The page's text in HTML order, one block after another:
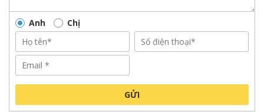
Anh Chị
GỬI